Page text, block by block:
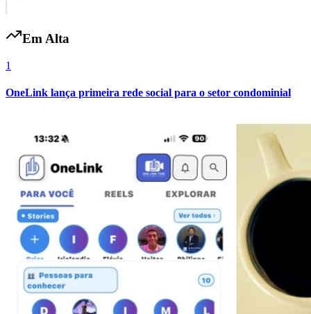
Fluminense
Em Alta
1
OneLink lança primeira rede social para o setor condominial